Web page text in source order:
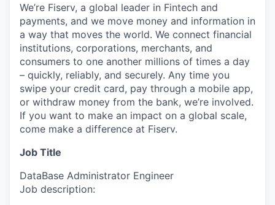
We’re Fiserv, a global leader in Fintech and
payments, and we move money and information in
a way that moves the world. We connect financial
institutions, corporations, merchants, and
consumers to one another millions of times a day
– quickly, reliably, and securely. Any time you
swipe your credit card, pay through a mobile app,
or withdraw money from the bank, we’re involved.
If you want to make an impact on a global scale,
come make a difference at Fiserv.
Job Title
DataBase Administrator Engineer
Job description: